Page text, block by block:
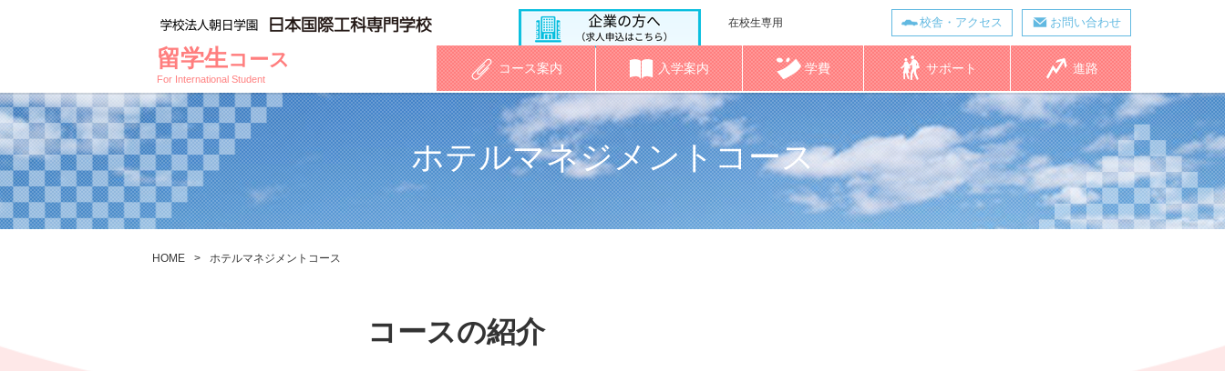
留学生コース
For International Student
在校生専用 校舎・アクセス お問い合わせ
コース案内 入学案内 学費 サポート 進路
ホテルマネジメントコース
HOME > ホテルマネジメントコース
コースの紹介